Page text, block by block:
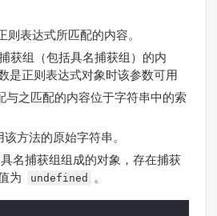
表达式所匹配的内容。
获组（包括具名捕获组）的内
是正则表达式对象时该参数可用
与之匹配的内容位于字符串中的索
方法的原始字符串。
名捕获组组成的对象，存在捕获
为
undefined 。